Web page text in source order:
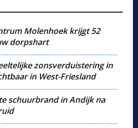
Molenhoek krijgt 52
dorpshart
zonsverduistering in
in West-Friesland
schuurbrand in Andijk na